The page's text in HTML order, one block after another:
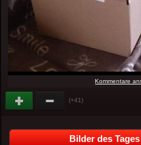
Kommentare
(+41)
Bilder des Tages